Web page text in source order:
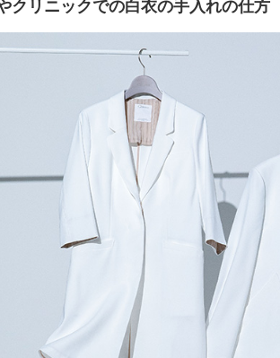
クリニックでの白衣の手入れの仕方